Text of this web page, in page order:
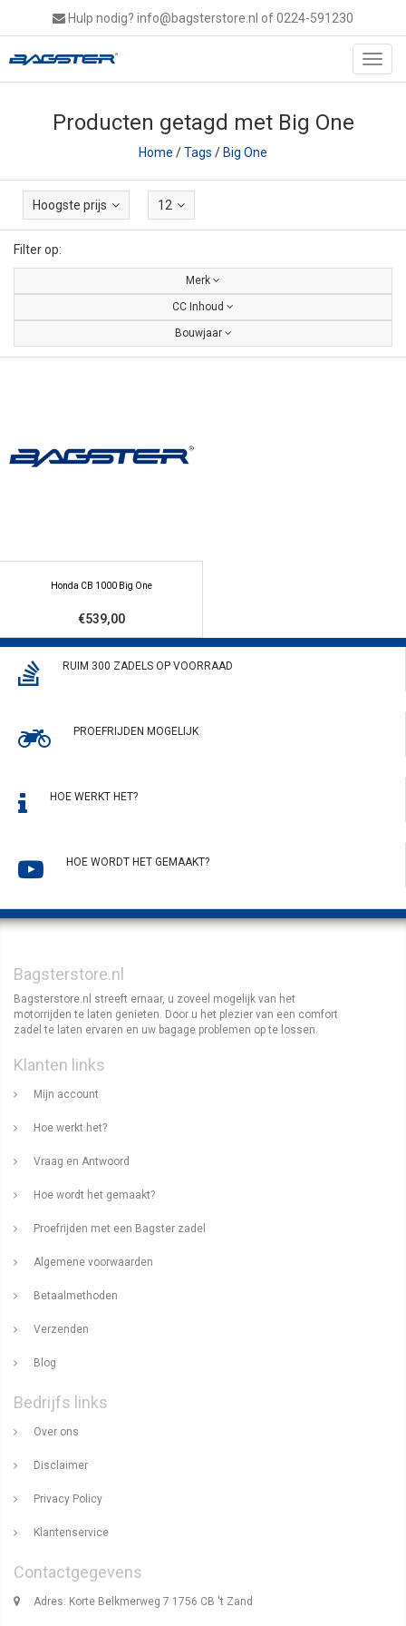
Hulp nodig? info@bagsterstore.nl of 0224-591230
Producten getagd met Big One
Home /Tags /Big One
Hoogste prijs 12
Filter op:
Merk
CC Inhoud
Bouwjaar
Honda CB 1000 Big One
€539,00
RUIM 300 ZADELS OP VOORRAAD
PROEFRIJDEN MOGELIJK
HOE WERKT HET?
HOE WORDT HET GEMAAKT?
Bagsterstore.nl
Bagsterstore.nl streeft ernaar, u zoveel mogelijk van het
motorrijden te laten genieten. Door u het plezier van een comfort
zadel te laten ervaren en uw bagage problemen op te lossen.
Klanten links
Mijn account
Hoe werkt het?
Vraag en Antwoord
Hoe wordt het gemaakt?
Proefrijden met een Bagster zadel
Algemene voorwaarden
Betaalmethoden
Verzenden
Blog
Bedrijfs links
Over ons
Disclaimer
Privacy Policy
Klantenservice
Contactgegevens
Adres: Korte Belkmerweg 7 1756 CB 't Zand